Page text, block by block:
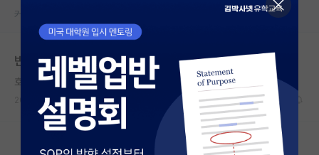
대학원생 모집
국내대학원 정보
연구실&오픈랩
커뮤니티
커뮤니티 홈
커뮤니티 홈
반도체 질문
호탕한 블레즈 파스칼
2023.08.14 0 1655